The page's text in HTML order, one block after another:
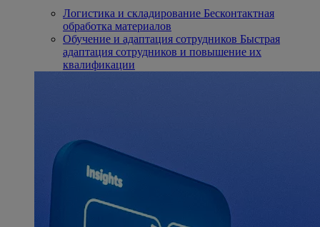
Логистика и складирование Бесконтактная
обработка материалов
Обучение и адаптация сотрудников Быстрая
адаптация сотрудников и повышение их
квалификации